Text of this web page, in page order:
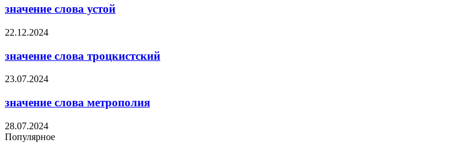
значение слова устой
22.12.2024
значение слова троцкистский
23.07.2024
значение слова метрополия
28.07.2024
Популярное